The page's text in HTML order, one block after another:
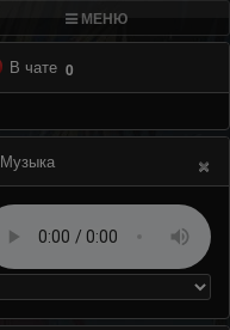
МЕНЮ
В чате 0
Музыка ×